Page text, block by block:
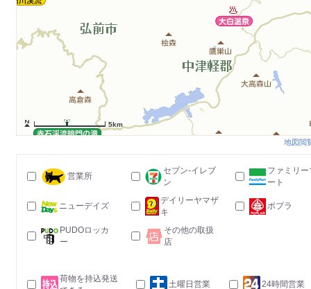
5km
地図閲
営業所
セブン-イレブ
ン
ファミリー
ート
ニューデイズ
デイリーヤマザ
キ
ポプラ
PUDOロッカ
ー
その他の取扱
店
荷物を持込発送
土曜日営業 24時間営業